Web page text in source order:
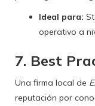
Ideal para:
operativo a
7. Best
Una firma local de
reputación por